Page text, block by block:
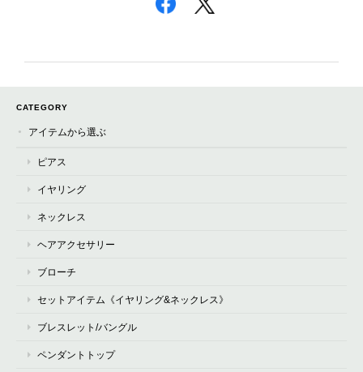
CATEGORY
アイテムから選ぶ
ピアス
イヤリング
ネックレス
ヘアアクセサリー
ブローチ
セットアイテム《イヤリング&ネックレス》
ブレスレット/バングル
ペンダントトップ